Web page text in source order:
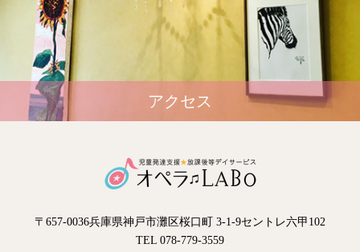
アクセス
〒657-0036兵庫県神戸市灘区桜口町 3-1-9セントレ六甲102
TEL 078-779-3559